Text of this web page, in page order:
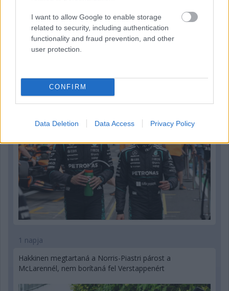
I want to allow Google to enable storage
related to security, including authentication
functionality and fraud prevention, and other
user protection.
CONFIRM
Data Deletion Data Access Privacy Policy
Parc Fermé
13 órája
Russellen
1 napja
Hakkinen megtartaná a Norris-Piastri párost a
McLarennél, nem borítaná fel Verstappenért